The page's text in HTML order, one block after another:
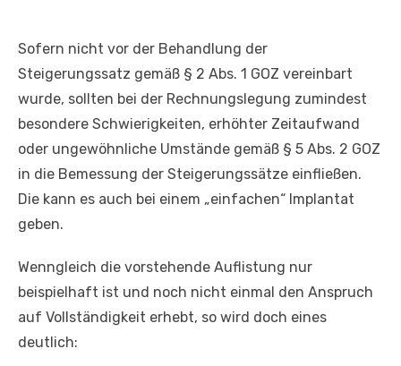
Sofern nicht vor der Behandlung der
Steigerungssatz gemäß § 2 Abs. 1 GOZ vereinbart
wurde, sollten bei der Rechnungslegung zumindest
besondere Schwierigkeiten, erhöhter Zeitaufwand
oder ungewöhnliche Umstände gemäß § 5 Abs. 2 GOZ
in die Bemessung der Steigerungssätze einfließen.
Die kann es auch bei einem „einfachen“ Implantat
geben.
Wenngleich die vorstehende Auflistung nur
beispielhaft ist und noch nicht einmal den Anspruch
auf Vollständigkeit erhebt, so wird doch eines
deutlich: